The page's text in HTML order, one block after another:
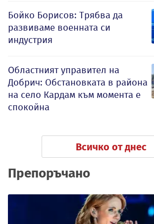
Бойко Борисов: Трябва да
развиваме военната си
индустрия
Oбластният управител на
Добрич: Обстановката в района
на село Кардам към момента е
спокойна
Всичко от днес
Препоръчано